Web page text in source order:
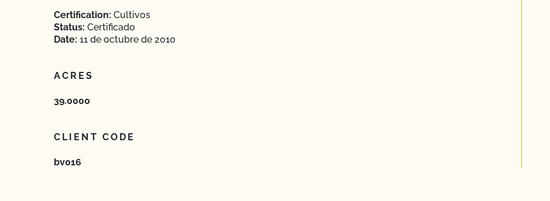
Certification: Cultivos
Status: Certificado
Date: 11 de octubre de 2010
ACRES
39.0000
CLIENT CODE
bv016